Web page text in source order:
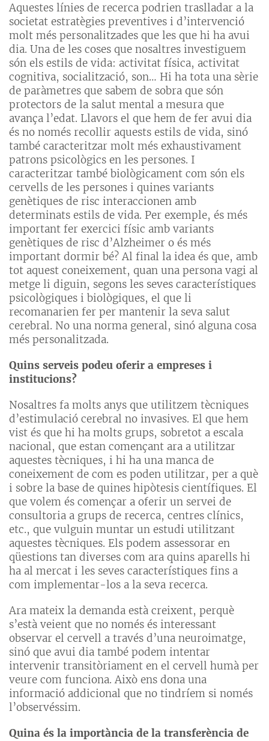
Aquestes línies de recerca podrien traslladar a la
societat estratègies preventives i d’intervenció
molt més personalitzades que les que hi ha avui
dia. Una de les coses que nosaltres investiguem
són els estils de vida: activitat física, activitat
cognitiva, socialització, son… Hi ha tota una sèrie
de paràmetres que sabem de sobra que són
protectors de la salut mental a mesura que
avança l’edat. Llavors el que hem de fer avui dia
és no només recollir aquests estils de vida, sinó
també caracteritzar molt més exhaustivament
patrons psicològics en les persones. I
caracteritzar també biològicament com són els
cervells de les persones i quines variants
genètiques de risc interaccionen amb
determinats estils de vida. Per exemple, és més
important fer exercici físic amb variants
genètiques de risc d’Alzheimer o és més
important dormir bé? Al final la idea és que, amb
tot aquest coneixement, quan una persona vagi al
metge li diguin, segons les seves característiques
psicològiques i biològiques, el que li
recomanarien fer per mantenir la seva salut
cerebral. No una norma general, sinó alguna cosa
més personalitzada.
Quins serveis podeu oferir a empreses i
institucions?
Nosaltres fa molts anys que utilitzem tècniques
d’estimulació cerebral no invasives. El que hem
vist és que hi ha molts grups, sobretot a escala
nacional, que estan començant ara a utilitzar
aquestes tècniques, i hi ha una manca de
coneixement de com es poden utilitzar, per a què
i sobre la base de quines hipòtesis científiques. El
que volem és començar a oferir un servei de
consultoria a grups de recerca, centres clínics,
etc., que vulguin muntar un estudi utilitzant
aquestes tècniques. Els podem assessorar en
qüestions tan diverses com ara quins aparells hi
ha al mercat i les seves característiques fins a
com implementar-los a la seva recerca.
Ara mateix la demanda està creixent, perquè
s’està veient que no només és interessant
observar el cervell a través d’una neuroimatge,
sinó que avui dia també podem intentar
intervenir transitòriament en el cervell humà per
veure com funciona. Això ens dona una
informació addicional que no tindríem si només
l’observéssim.
Quina és la importància de la transferència de